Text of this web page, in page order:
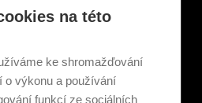
a novinky
& Cookies
recyklace
EU
- Přihlášení
na této
ke shromažďování
o výkonu a používání
funkcí ze sociálních